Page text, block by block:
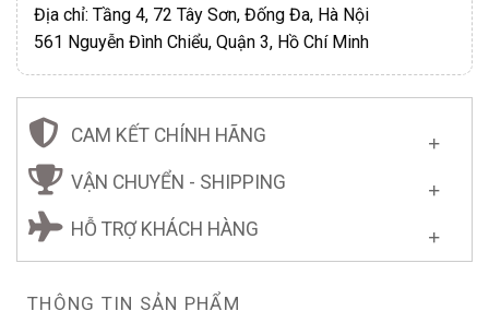
Địa chỉ: Tầng 4, 72 Tây Sơn, Đống Đa, Hà Nội
561 Nguyễn Đình Chiểu, Quận 3, Hồ Chí Minh
CAM KẾT CHÍNH HÃNG
VẬN CHUYỂN - SHIPPING
HỖ TRỢ KHÁCH HÀNG
THÔNG TIN SẢN PHẨM